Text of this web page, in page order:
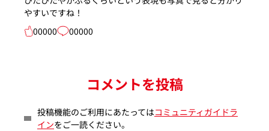
やすいですね！
00000
00000
コメントを投稿
投稿機能のご利用にあたってはコミュニティガイドラ
インをご一読ください。